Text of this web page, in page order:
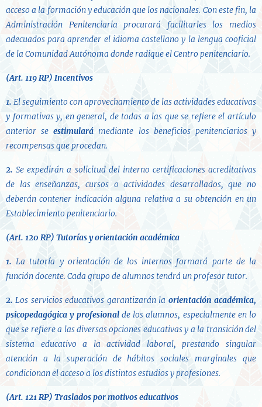
acceso a la formación y educación que los nacionales. Con este fin, la
Administración Penitenciaria procurará facilitarles los medios
adecuados para aprender el idioma castellano y la lengua cooficial
de la Comunidad Autónoma donde radique el Centro penitenciario.
(Art. 119 RP) Incentivos
1. El seguimiento con aprovechamiento de las actividades educativas
y formativas y, en general, de todas a las que se refiere el artículo
anterior seestimulará mediante los beneficios penitenciarios y
recompensas que procedan.
2. Se expedirán a solicitud del interno certificaciones acreditativas
de las enseñanzas, cursos o actividades desarrollados, que no
deberán contener indicación alguna relativa a su obtención en un
Establecimiento penitenciario.
(Art. 120 RP) Tutorías y orientación académica
1. La tutoría y orientación de los internos formará parte de la
función docente. Cada grupo de alumnos tendrá un profesor tutor.
2. Los servicios educativos garantizarán la orientación académica,
psicopedagógica y profesionalde los alumnos, especialmente en lo
que se refiere a las diversas opciones educativas y a la transición del
sistema educativo a la actividad laboral, prestando singular
atención a la superación de hábitos sociales marginales que
condicionan el acceso a los distintos estudios y profesiones.
(Art. 121 RP) Traslados por motivos educativos